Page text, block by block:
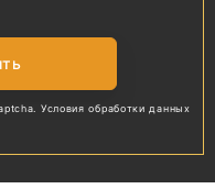
Условия обработки данных